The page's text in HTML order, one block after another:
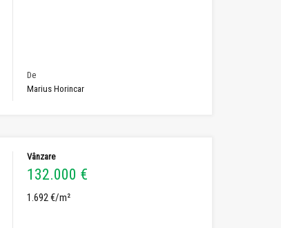
De
Marius Horincar
Vânzare
132.000 €
1.692 €/m²